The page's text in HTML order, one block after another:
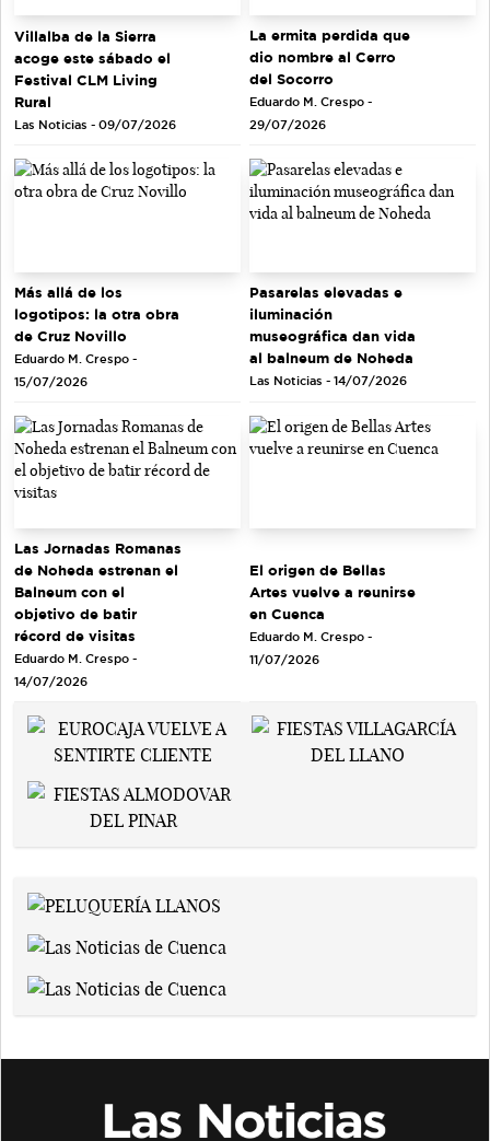
Villalba de la Sierra
acoge este sábado el
Festival CLM Living
Rural
Las Noticias - 09/07/2026
La ermita perdida que
dio nombre al Cerro
del Socorro
Eduardo M. Crespo -
29/07/2026
Más allá de los
logotipos: la otra obra
de Cruz Novillo
Eduardo M. Crespo -
15/07/2026
Pasarelas elevadas e
iluminación
museográfica dan vida
al balneum de Noheda
Las Noticias - 14/07/2026
Las Jornadas Romanas
de Noheda estrenan el
Balneum con el
objetivo de batir
récord de visitas
Eduardo M. Crespo -
14/07/2026
El origen de Bellas
Artes vuelve a reunirse
en Cuenca
Eduardo M. Crespo -
11/07/2026